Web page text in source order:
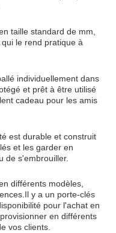
taille standard de mm,
le rend pratique à
individuellement dans
et prêt à être utilisé
cadeau pour les amis
est durable et construit
et les garder en
de s'embrouiller.
différents modèles,
y a un porte-clés
pour l'achat en
en différents
vos clients.